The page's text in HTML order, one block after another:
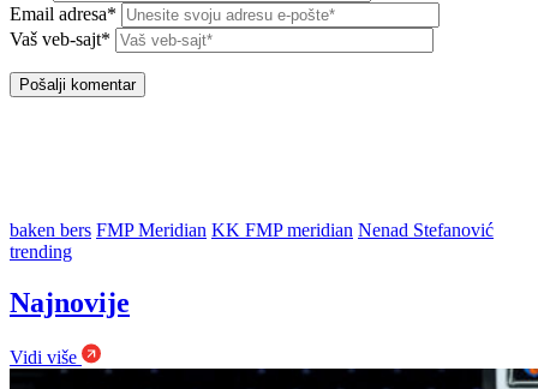
Email adresa*
Vaš veb-sajt*
baken bers FMP Meridian KK FMP meridian Nenad Stefanović
trending
Najnovije
Vidi više